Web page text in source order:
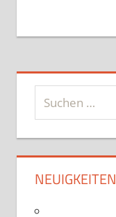
Suchen
nach:
NEUIGKEITEN